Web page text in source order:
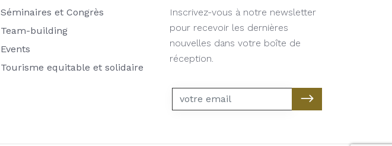
Séminaires et Congrès
Team-building
Events
Tourisme equitable et solidaire
Inscrivez-vous à notre newsletter
pour recevoir les dernières
nouvelles dans votre boîte de
réception.